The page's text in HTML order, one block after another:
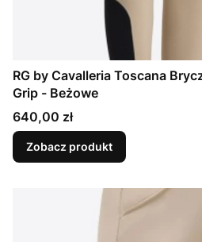
RG by Cavalleria Toscana
Grip - Beżowe
Cena
640,00 zł
Zobacz produkt